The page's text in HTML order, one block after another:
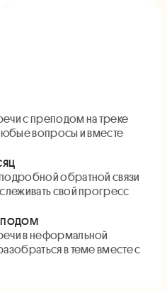
с преподом на треке
вопросы и вместе
обратной связи
свой прогресс
в неформальной
в теме вместе с